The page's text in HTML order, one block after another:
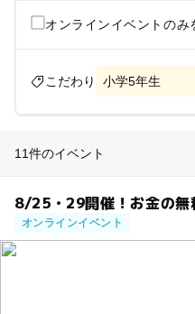
オンラインイベントのみ
こだわり 小学5年生
11件のイベント
8/25・29開催！お金の無
オンラインイベント